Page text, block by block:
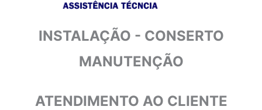
INSTALAÇÃO - CONSERTO
MANUTENÇÃO
ATENDIMENTO AO CLIENTE